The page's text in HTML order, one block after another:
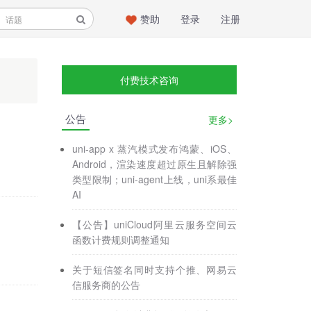
注册
登录
赞助
付费技术咨询
公告 更多>
uni-app x 蒸汽模式发布鸿蒙、iOS、
Android，渲染速度超过原生且解除强
类型限制；uni-agent上线，uni系最佳
AI
【公告】uniCloud阿里云服务空间云
函数计费规则调整通知
关于短信签名同时支持个推、网易云
信服务商的公告